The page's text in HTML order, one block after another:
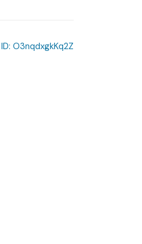
ID: O3nqdxgkKq2Z